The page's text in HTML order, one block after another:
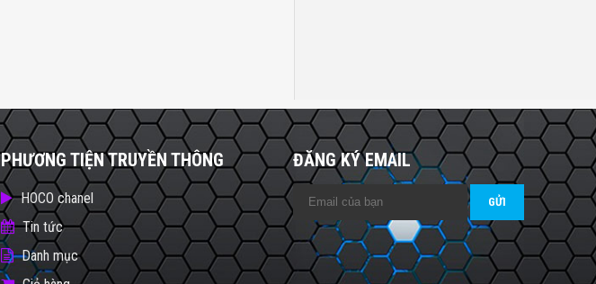
PHƯƠNG TIỆN TRUYỀN THÔNG
HOCO chanel
Tin tức
Danh mục
ĐĂNG KÝ EMAIL